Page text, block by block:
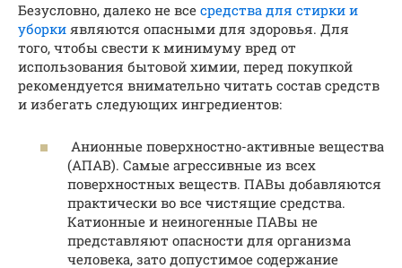
Безусловно, далеко не все средства для стирки и
уборки являются опасными для здоровья. Для
того, чтобы свести к минимуму вред от
использования бытовой химии, перед покупкой
рекомендуется внимательно читать состав средств
и избегать следующих ингредиентов:
Анионные поверхностно-активные вещества
(АПАВ). Самые агрессивные из всех
поверхностных веществ. ПАВы добавляются
практически во все чистящие средства.
Катионные и неиногенные ПАВы не
представляют опасности для организма
человека, зато допустимое содержание